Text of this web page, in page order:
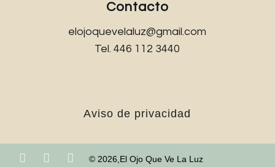
Contacto
elojoquevelaluz@gmail.com
Tel. 446 112 3440
Aviso de privacidad
© 2026,El Ojo Que Ve La Luz